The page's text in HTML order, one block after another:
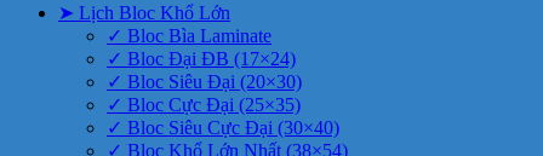
➤ Lịch Bloc Khổ Lớn
✓ Bloc Bìa Laminate
✓ Bloc Đại ĐB (17×24)
✓ Bloc Siêu Đại (20×30)
✓ Bloc Cực Đại (25×35)
✓ Bloc Siêu Cực Đại (30×40)
✓ Bloc Khổ Lớn Nhất (38×54)